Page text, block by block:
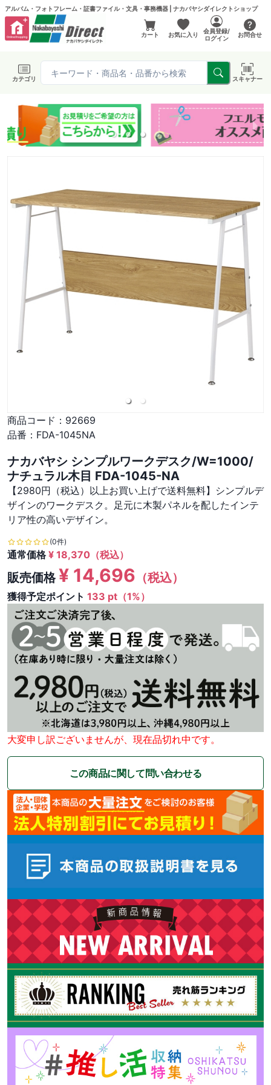
アルバム・フォトフレーム・証書ファイル・文具・事務機器 | ナカバヤシダイレクトショップ
カート お気に入り
会員登録/
ログイン
お問合せ
カテゴリ スキャナー
商品コード： 92669
品番： FDA-1045NA
ナカバヤシ シンプルワークデスク/W=1000/
ナチュラル木目 FDA-1045-NA
【2980円（税込）以上お買い上げで送料無料】シンプルデ
ザインのワークデスク。足元に木製パネルを配したインテ
リア性の高いデザイン。
(0件)
通常価格¥ 18,370 （税込）
販売価格¥ 14,696 （税込）
獲得予定ポイント 133 pt（1%）
大変申し訳ございませんが、現在品切れ中です。
この商品に関して問い合わせる